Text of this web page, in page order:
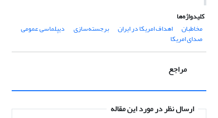
کلیدواژه‌ها
مخاطبان
اهداف امریکا در ایران برجسته‌سازی دیپلماسی عمومی
صدای امریکا
مراجع
ارسال نظر در مورد این مقاله